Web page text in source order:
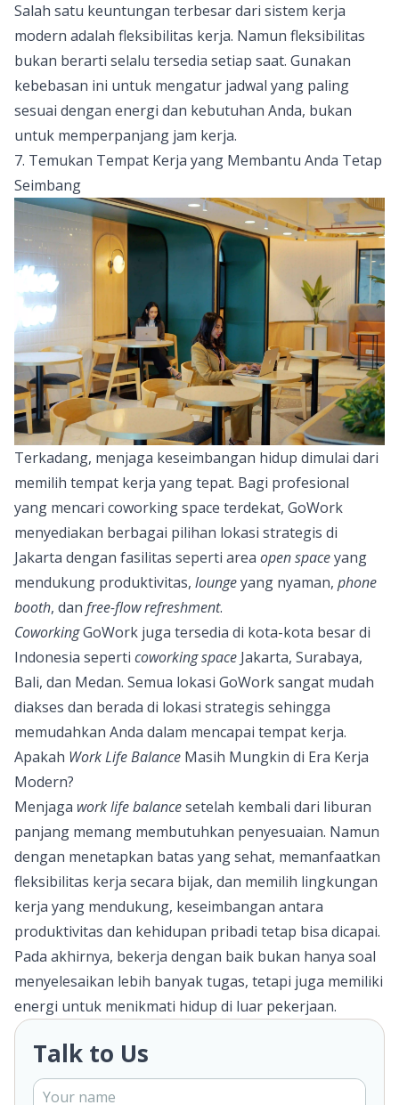
Salah satu keuntungan terbesar dari sistem kerja
modern adalah fleksibilitas kerja. Namun fleksibilitas
bukan berarti selalu tersedia setiap saat. Gunakan
kebebasan ini untuk mengatur jadwal yang paling
sesuai dengan energi dan kebutuhan Anda, bukan
untuk memperpanjang jam kerja.
7. Temukan Tempat Kerja yang Membantu Anda Tetap
Seimbang
Terkadang, menjaga keseimbangan hidup dimulai dari
memilih tempat kerja yang tepat. Bagi profesional
yang mencari coworking space terdekat, GoWork
menyediakan berbagai pilihan lokasi strategis di
Jakarta dengan fasilitas seperti area open spaceyang
mendukung produktivitas, loungeyang nyaman, phone
booth, dan free-flow refreshment.
CoworkingGoWork juga tersedia di kota-kota besar di
Indonesia seperti coworking space Jakarta, Surabaya,
Bali, dan Medan. Semua lokasi GoWork sangat mudah
diakses dan berada di lokasi strategis sehingga
memudahkan Anda dalam mencapai tempat kerja.
Apakah Work Life Balance Masih Mungkin di Era Kerja
Modern?
Menjaga work life balancesetelah kembali dari liburan
panjang memang membutuhkan penyesuaian. Namun
dengan menetapkan batas yang sehat, memanfaatkan
fleksibilitas kerja secara bijak, dan memilih lingkungan
kerja yang mendukung, keseimbangan antara
produktivitas dan kehidupan pribadi tetap bisa dicapai.
Pada akhirnya, bekerja dengan baik bukan hanya soal
menyelesaikan lebih banyak tugas, tetapi juga memiliki
energi untuk menikmati hidup di luar pekerjaan.
Talk to Us